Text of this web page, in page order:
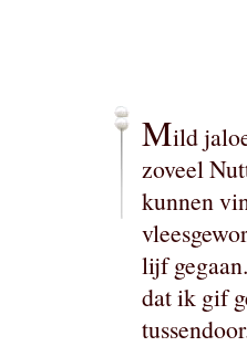
Mild
zoveel
kunnen
lijf
dat ik gif